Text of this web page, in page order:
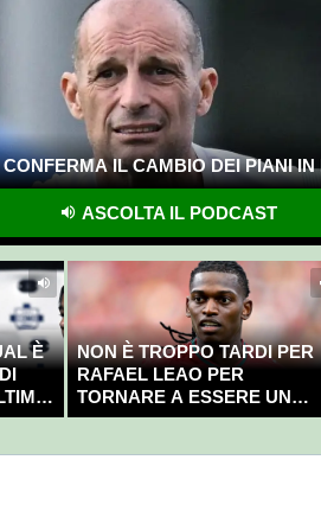
IL CAMBIO DEI PIANI
ASCOLTA IL PODCAST
È
NON È TROPPO TARDI PER
RAFAEL LEAO PER
TORNARE A ESSERE UN
CAMPIONE